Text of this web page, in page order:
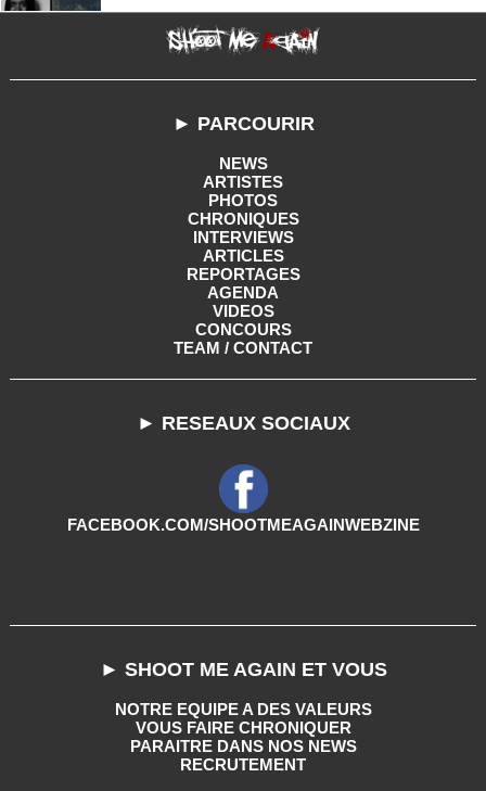
► PARCOURIR
NEWS
ARTISTES
PHOTOS
CHRONIQUES
INTERVIEWS
ARTICLES
REPORTAGES
AGENDA
VIDEOS
CONCOURS
TEAM / CONTACT
► RESEAUX SOCIAUX
FACEBOOK.COM/SHOOTMEAGAINWEBZINE
► SHOOT ME AGAIN ET VOUS
NOTRE EQUIPE A DES VALEURS
VOUS FAIRE CHRONIQUER
PARAITRE DANS NOS NEWS
RECRUTEMENT